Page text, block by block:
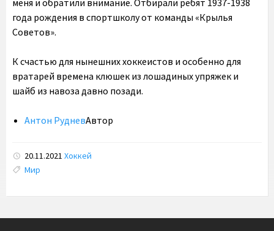
меня и обратили внимание. Отбирали ребят 1937-1938
года рождения в спортшколу от команды «Крылья
Советов».
К счастью для нынешних хоккеистов и особенно для
вратарей времена клюшек из лошадиных упряжек и
шайб из навоза давно позади.
Антон РудневАвтор
20.11.2021 Хоккей
Tags:
Мир